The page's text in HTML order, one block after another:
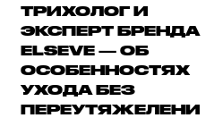
ТРИХОЛОГ И
ЭКСПЕРТ БРЕНДА
ELSEVE — ОБ
ОСОБЕННОСТЯХ
УХОДА БЕЗ
ПЕРЕУТЯЖЕЛЕНИЯ